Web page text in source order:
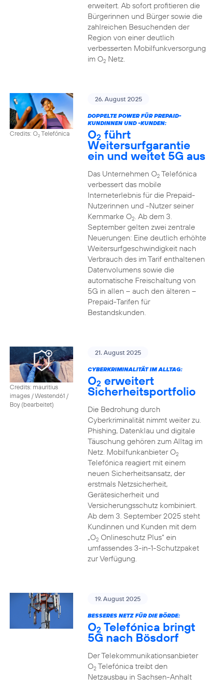
erweitert. Ab sofort profitieren die
Bürgerinnen und Bürger sowie die
zahlreichen Besuchenden der
Region von einer deutlich
verbesserten Mobilfunkversorgung
im O2Netz.
Credits: O2Telefónica
26. August 2025
DOPPELTE POWER FÜR PREPAID-
KUNDINNEN UND -KUNDEN:
O2 führt
Weitersurfgarantie
ein und weitet 5G aus
Das Unternehmen O2Telefónica
verbessert das mobile
Interneterlebnis für die Prepaid-
Nutzerinnen und -Nutzer seiner
Kernmarke O2. Ab dem 3.
September gelten zwei zentrale
Neuerungen: Eine deutlich erhöhte
Weitersurfgeschwindigkeit nach
Verbrauch des im Tarif enthaltenen
Datenvolumens sowie die
automatische Freischaltung von
5G in allen – auch den älteren –
Prepaid-Tarifen für
Bestandskunden.
Credits: mauritius
images / Westend61 /
Boy (bearbeitet)
21. August 2025
CYBERKRIMINALITÄT IM ALLTAG:
O2 erweitert
Sicherheitsportfolio
Die Bedrohung durch
Cyberkriminalität nimmt weiter zu.
Phishing, Datenklau und digitale
Täuschung gehören zum Alltag im
Netz. Mobilfunkanbieter O2
Telefónica reagiert mit einem
neuen Sicherheitsansatz, der
erstmals Netzsicherheit,
Gerätesicherheit und
Versicherungsschutz kombiniert.
Ab dem 3. September 2025 steht
Kundinnen und Kunden mit dem
„O2Onlineschutz Plus“ ein
umfassendes 3-in-1-Schutzpaket
zur Verfügung.
19. August 2025
BESSERES NETZ FÜR DIE BÖRDE:
O2 Telefónica bringt
5G nach Bösdorf
Der Telekommunikationsanbieter
O2Telefónica treibt den
Netzausbau in Sachsen-Anhalt